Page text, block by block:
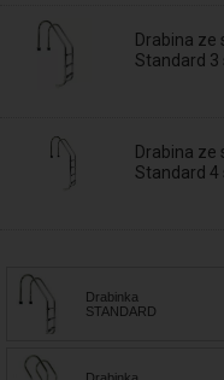
Drabina ze
Standard 3
Drabina ze
Standard 4
Drabinka
STANDARD